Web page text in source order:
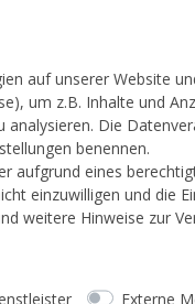
auf unserer Website
um z.B. Inhalte und
Die
benennen.
aufgrund eines
einzuwilligen und die
weitere Hinweise zur
Externe